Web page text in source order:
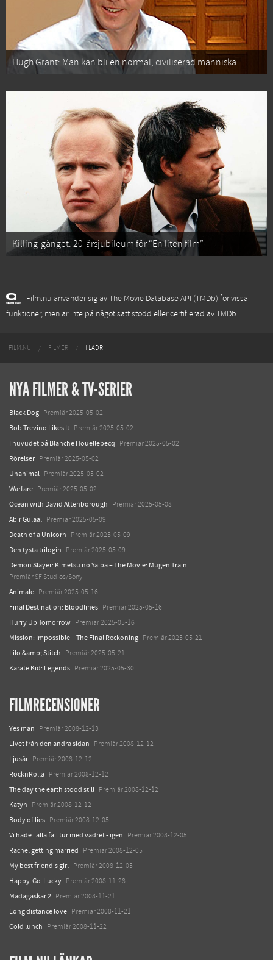
Hugh Grant: Man kan bli en normal, civiliserad människa
Killing-gänget: 20-årsjubileum för “En liten film”
Film.nu använder sig av The Movie Database API (TMDb) för vissa
funktioner, men är inte på något sätt stödd eller certifierad av TMDb.
FILM.NU FILMER I LADRI
NYA FILMER & TV-SERIER
Black Dog Premiär 2025-05-02
Bob Trevino Likes It Premiär 2025-05-02
I huvudet på Blanche Houellebecq Premiär 2025-05-02
Rörelser Premiär 2025-05-02
Unanimal Premiär 2025-05-02
Warfare Premiär 2025-05-02
Ocean with David Attenborough Premiär 2025-05-08
Abir Gulaal Premiär 2025-05-09
Death of a Unicorn Premiär 2025-05-09
Den tysta trilogin Premiär 2025-05-09
Demon Slayer: Kimetsu no Yaiba – The Movie: Mugen Train
Premiär SF Studios/Sony
Animale Premiär 2025-05-16
Final Destination: Bloodlines Premiär 2025-05-16
Hurry Up Tomorrow Premiär 2025-05-16
Mission: Impossible – The Final Reckoning Premiär 2025-05-21
Lilo &amp; Stitch Premiär 2025-05-21
Karate Kid: Legends Premiär 2025-05-30
FILMRECENSIONER
Yes man Premiär 2008-12-13
Livet från den andra sidan Premiär 2008-12-12
Ljusår Premiär 2008-12-12
RocknRolla Premiär 2008-12-12
The day the earth stood still Premiär 2008-12-12
Katyn Premiär 2008-12-12
Body of lies Premiär 2008-12-05
Vi hade i alla fall tur med vädret - igen Premiär 2008-12-05
Rachel getting married Premiär 2008-12-05
My best friend's girl Premiär 2008-12-05
Happy-Go-Lucky Premiär 2008-11-28
Madagaskar 2 Premiär 2008-11-21
Long distance love Premiär 2008-11-21
Cold lunch Premiär 2008-11-22